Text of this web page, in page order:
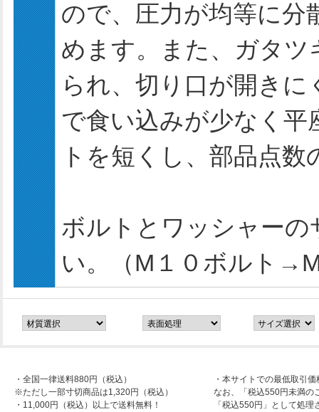
ので、圧力が均等に分
めます。また、ガタ
られ、切り口が開き
で食い込みが少なく
トを短くし、部品点
ボルトとワッシャー
い。（М１０ボルト
・全国一律送料880円（税込）
※ただし一部寸切商品は1,320円（税込）
・11,000円（税込）以上で送料無料！
・本サイトでの最低取引
なお、「税込550円未満の
「税込550円」として処